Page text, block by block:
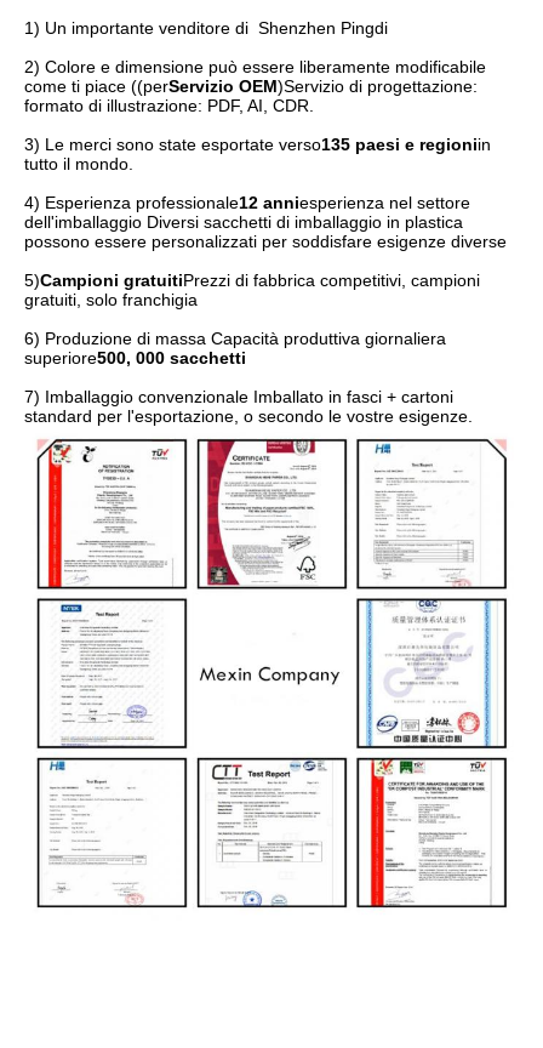
1) Un importante venditore di  Shenzhen Pingdi
2) Colore e dimensione può essere liberamente modificabile
come ti piace ((perServizio OEM)Servizio di progettazione:
formato di illustrazione: PDF, AI, CDR.
3) Le merci sono state esportate verso135 paesi e regioniin
tutto il mondo.
4) Esperienza professionale12 anniesperienza nel settore
dell'imballaggio Diversi sacchetti di imballaggio in plastica
possono essere personalizzati per soddisfare esigenze diverse
5)Campioni gratuitiPrezzi di fabbrica competitivi, campioni
gratuiti, solo franchigia
6) Produzione di massa Capacità produttiva giornaliera
superiore500, 000 sacchetti
7) Imballaggio convenzionale Imballato in fasci + cartoni
standard per l'esportazione, o secondo le vostre esigenze.